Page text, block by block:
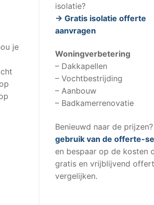
je
isolatie?
-> Gratis isolatie offerte
aanvragen
Woningverbetering
– Dakkapellen
– Vochtbestrijding
– Aanbouw
– Badkamerrenovatie
Benieuwd naar de prijzen?
gebruik van de offerte-
en bespaar op de kosten
gratis en vrijblijvend
vergelijken.